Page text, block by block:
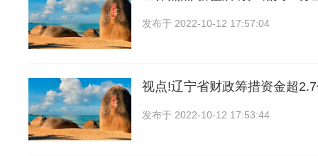
发布于 2022-10-12 17:57:04
视点!辽宁省财政筹措资金超
发布于 2022-10-12 17:53:44